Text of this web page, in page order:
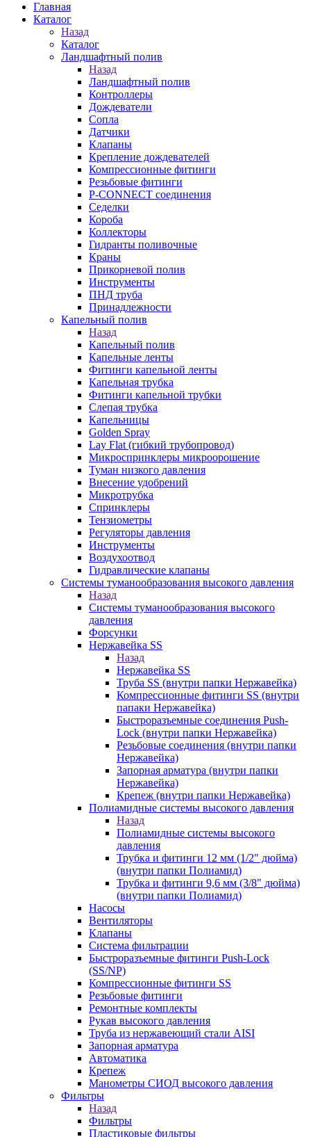
Главная
Каталог
Назад
Каталог
Ландшафтный полив
Назад
Ландшафтный полив
Контроллеры
Дождеватели
Сопла
Датчики
Клапаны
Крепление дождевателей
Компрессионные фитинги
Резьбовые фитинги
P-CONNECT соединения
Седелки
Короба
Коллекторы
Гидранты поливочные
Краны
Прикорневой полив
Инструменты
ПНД труба
Принадлежности
Капельный полив
Назад
Капельный полив
Капельные ленты
Фитинги капельной ленты
Капельная трубка
Фитинги капельной трубки
Слепая трубка
Капельницы
Golden Spray
Lay Flat (гибкий трубопровод)
Микроспринклеры микроорошение
Туман низкого давления
Внесение удобрений
Микротрубка
Спринклеры
Тензиометры
Регуляторы давления
Инструменты
Воздухоотвод
Гидравлические клапаны
Системы туманообразования высокого давления
Назад
Системы туманообразования высокого
давления
Форсунки
Нержавейка SS
Назад
Нержавейка SS
Труба SS (внутри папки Нержавейка)
Компрессионные фитинги SS (внутри
папаки Нержавейка)
Быстроразъемные соединения Push-
Lock (внутри папки Нержавейка)
Резьбовые соединения (внутри папки
Нержавейка)
Запорная арматура (внутри папки
Нержавейка)
Крепеж (внутри папки Нержавейка)
Полиамидные системы высокого давления
Назад
Полиамидные системы высокого
давления
Трубка и фитинги 12 мм (1/2" дюйма)
(внутри папки Полиамид)
Трубка и фитинги 9,6 мм (3/8" дюйма)
(внутри папки Полиамид)
Насосы
Вентиляторы
Клапаны
Система фильтрации
Быстроразъемные фитинги Push-Lock
(SS/NP)
Компрессионные фитинги SS
Резьбовые фитинги
Ремонтные комплекты
Рукав высокого давления
Труба из нержавеющий стали AISI
Запорная арматура
Автоматика
Крепеж
Манометры СИОД высокого давления
Фильтры
Назад
Фильтры
Пластиковые фильтры